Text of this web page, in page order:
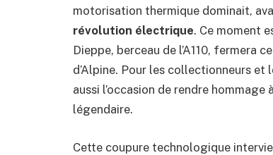
motorisation thermique dominait,
révolution électrique. Ce moment
Dieppe, berceau de l’A110, fermera
d’Alpine. Pour les collectionneurs
aussi l’occasion de rendre
légendaire.
Cette coupure technologique